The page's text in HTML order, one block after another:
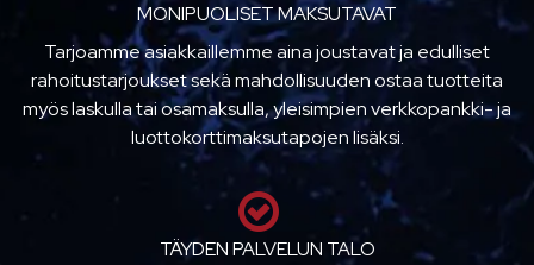
MONIPUOLISET MAKSUTAVAT
Tarjoamme asiakkaillemme aina joustavat ja edulliset
rahoitustarjoukset sekä mahdollisuuden ostaa tuotteita
myös laskulla tai osamaksulla, yleisimpien verkkopankki- ja
luottokorttimaksutapojen lisäksi.
TÄYDEN PALVELUN TALO